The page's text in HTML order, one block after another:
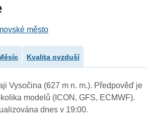
město
Kvalita ovzduší
Vysočina (627 m n. m.). Předpověď je
modelů (ICON, GFS, ECMWF).
dnes v 19:00.